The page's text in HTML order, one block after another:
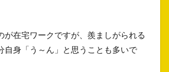
が在宅ワークですが、羨ましがられる
自身「う～ん」と思うことも多いで